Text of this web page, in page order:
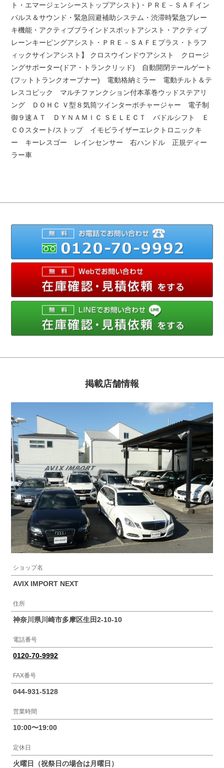
ト・エマージェンシーストップアシスト)・ＰＲＥ－ＳＡＦイン
パルス＆サウンド・緊急回避補助システム・渋滞時緊急ブレー
キ機能・アクティブブラインドスポットアシスト・アクティブ
レーンキーピングアシスト・ＰＲＥ－ＳＡＦＥプラス・トラフ
ィックサインアシスト】 クロスウインドウアシスト クロージ
ングサポーター(ドア・トランクリッド) 自動開閉テールゲート
(フットトランクオープナー) 電動格納ミラー 電動チルト＆テ
レスコピック マルチファンクション付本革巻ウッドステアリ
ング ＤＯＨＣ Ｖ型８気筒ツインターボチャージャー 電子制
御９速ＡＴ ＤＹＮＡＭＩＣ ＳＥＬＥＣＴ パドルシフト Ｅ
ＣＯスタート/ストップ イモビライザーエレクトロニックキ
ー キーレスゴー レインセンサー 右ハンドル 正規ディー
ラー車
掲載店舗情報
ショップ名
AVIX IMPORT NEXT
住所
神奈川県川崎市多摩区生田2-10-10
電話番号
0120-70-9992
FAX番号
044-931-5128
営業時間
10:00〜19:00
定休日
火曜日（祝祭日の場合は月曜日）